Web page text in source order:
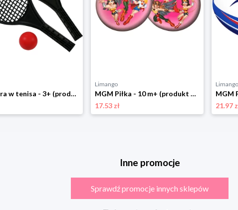
MGM Gra w tenisa - 3+ (produkt niespodzianka) rozmiar: onesize
Limango
MGM Piłka - 10 m+ (produkt niespodzianka) rozmiar: onesize
17.53 zł
Limango
21.97
Inne promocje
Sprawdź promocje innych sklepów